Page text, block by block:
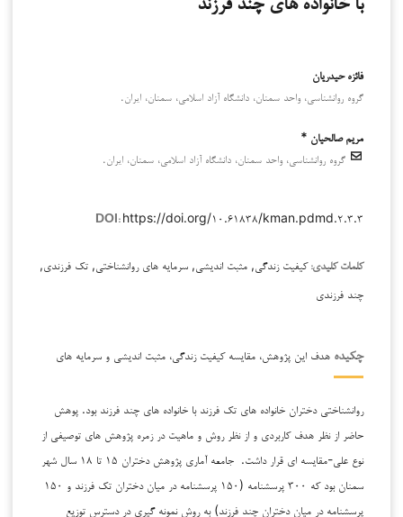
با خانواده های چند فرزند
فائزه حیدریان
گروه روانشناسی، واحد سمنان، دانشگاه آزاد اسلامی، سمنان، ایران.
مریم صالحیان *
گروه روانشناسی، واحد سمنان، دانشگاه آزاد اسلامی، سمنان، ایران.
DOI: https://doi.org/۱۰.۶۱۸۳۸/kman.pdmd.۲.۳.۳
کلمات کلیدی:کیفیت زندگی, مثبت اندیشی, سرمایه های روانشناختی, تک فرزندی,
چند فرزندی
چکیده هدف این پژوهش، مقایسه کیفیت زندگی، مثبت اندیشی و سرمایه های
روانشناختی دختران خانواده های تک فرزند با خانواده های چند فرزند بود. پوهش
حاضر از نظر هدف کاربردی و از نظر روش و ماهیت در زمره پژوهش های توصیفی از
نوع علی-مقایسه ای قرار داشت. جامعه آماری پژوهش دختران ۱۵ تا ۱۸ سال شهر
سمنان بود که ۳۰۰ پرسشنامه (۱۵۰ پرسشنامه در میان دختران تک فرزند و ۱۵۰
پرسشنامه در میان دختران چند فرزند) به روش نمونه گیری در دسترس توزیع